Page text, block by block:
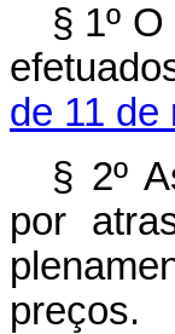
§ 1º
de 11 de
§ 2º
por
preços.